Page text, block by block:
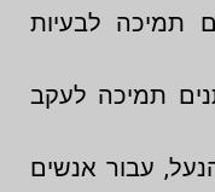
תמיכה לבעיות
תמיכה לעקב
עבור אנשים